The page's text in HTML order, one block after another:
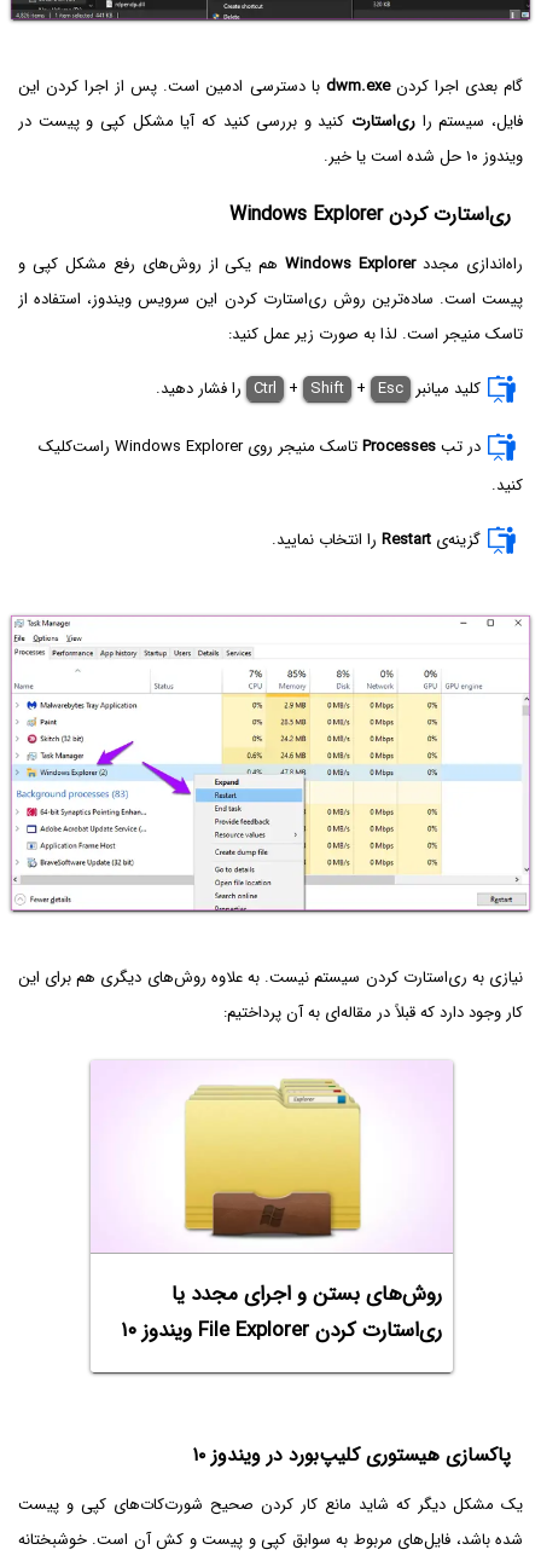
گام بعدی اجرا کردنdwm.exe با دسترسی ادمین است. پس از اجرا کردن این
فایل، سیستم را ری‌استارت کنید و بررسی کنید که آیا مشکل کپی و پیست در
ویندوز ۱۰ حل شده است یا خیر.
ری‌استارت کردن Windows Explorer
راه‌اندازی مجددWindows Explorerهم یکی از روش‌های رفع مشکل کپی و
پیست است. ساده‌ترین روش ری‌استارت کردن این سرویس ویندوز، استفاده از
تاسک منیجر است. لذا به صورت زیر عمل کنید:
کلید میانبر Ctrl + Shift + Esc را فشار دهید.
در تبProcesses
تاسک منیجر روی Windows Explorer راست‌کلیک
کنید.
گزینه‌ی Restart را انتخاب نمایید.
نیازی به ری‌استارت کردن سیستم نیست. به علاوه روش‌های دیگری هم برای این
کار وجود دارد که قبلاً در مقاله‌ای به آن پرداختیم:
روش‌های بستن و اجرای مجدد یا
ری‌استارت کردن File Explorer ویندوز ۱۰
پاکسازی هیستوری کلیپ‌بورد در ویندوز ۱۰
یک مشکل دیگر که شاید مانع کار کردن صحیح شورت‌کات‌های کپی و پیست
شده باشد، فایل‌های مربوط به سوابق کپی و پیست و کش آن است. خوشبختانه